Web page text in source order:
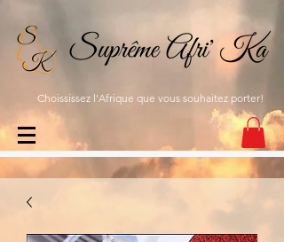
Choississez l'Afrique que vous souhaitez porter!